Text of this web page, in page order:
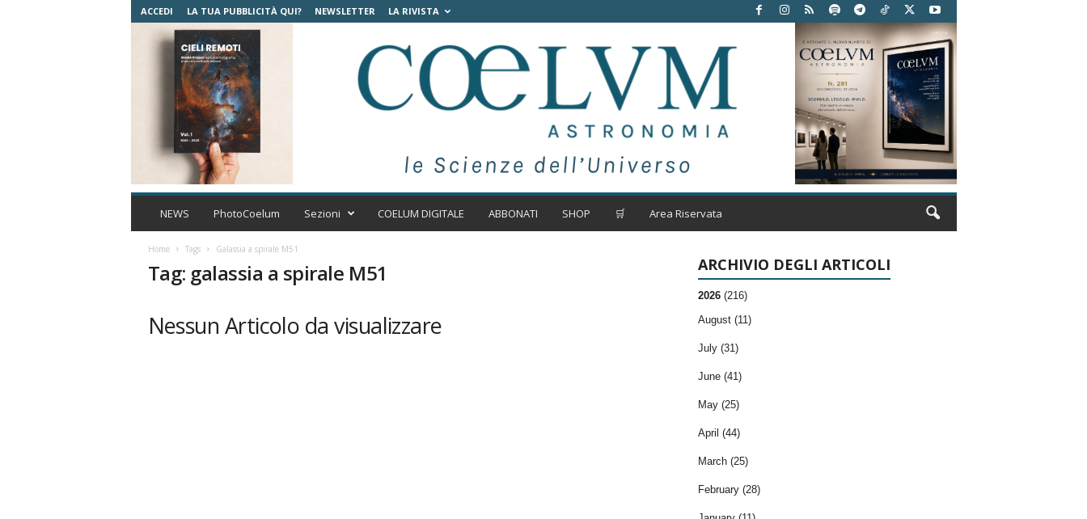
ACCEDI LA TUA PUBBLICITÀ QUI? NEWSLETTER LA RIVISTA
C
l
m
t
NEWS PhotoCoelum Sezioni COELUM DIGITALE ABBONATI SHOP 🛒 Area Riservata
Home Tags Galassia a spirale M51
Tag: galassia a spirale M51
Nessun Articolo da visualizzare
ARCHIVIO DEGLI ARTICOLI
2026 (216)
August (11)
July (31)
June (41)
May (25)
April (44)
March (25)
February (28)